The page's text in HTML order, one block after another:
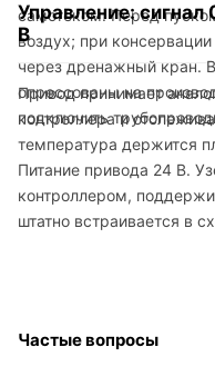
самотёком. Перед
воздух; при
через дренажный кран.
опрессованы на
подключить
Управление: сигнал
В
Привод принимает
контроллера и
температура держится
Питание привода 24 В.
контроллером,
штатно встраивается в
Частые вопросы